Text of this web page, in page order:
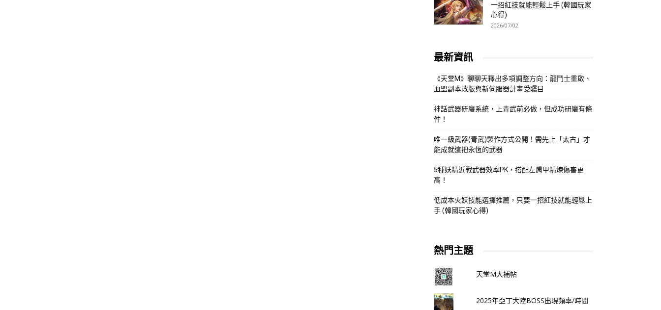
一招紅技就能輕鬆上手 (韓國玩家
心得)
2026/07/02
最新資訊
《天堂M》聊聊天釋出多項調整方向：龍鬥士重啟、
血盟副本改版與新伺服器計畫受矚目
神話武器研磨系統，上青武前必做，但成功研磨有條
件！
唯一級武器(青武)製作方式公開！需先上「太古」才
能成就這把永恆的武器
5種妖精近戰武器效率PK，搭配左肩甲精煉傷害更
高！
低成本火妖技能選擇推薦，只要一招紅技就能輕鬆上
手 (韓國玩家心得)
熱門主題
天堂M大補帖
2025年亞丁大陸BOSS出現頻率/時間